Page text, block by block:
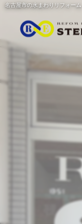
名古屋市の水まわりリフォー